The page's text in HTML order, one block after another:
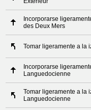
Incorporarse
des Deux Mers
Tomar ligeramente a la
Incorporarse
Languedocienne
Tomar ligeramente a la
Languedocienne